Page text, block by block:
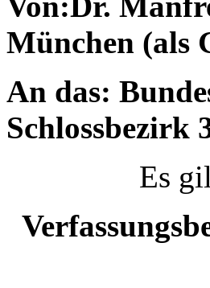
München (als
An das:
Schlossbezirk
Es